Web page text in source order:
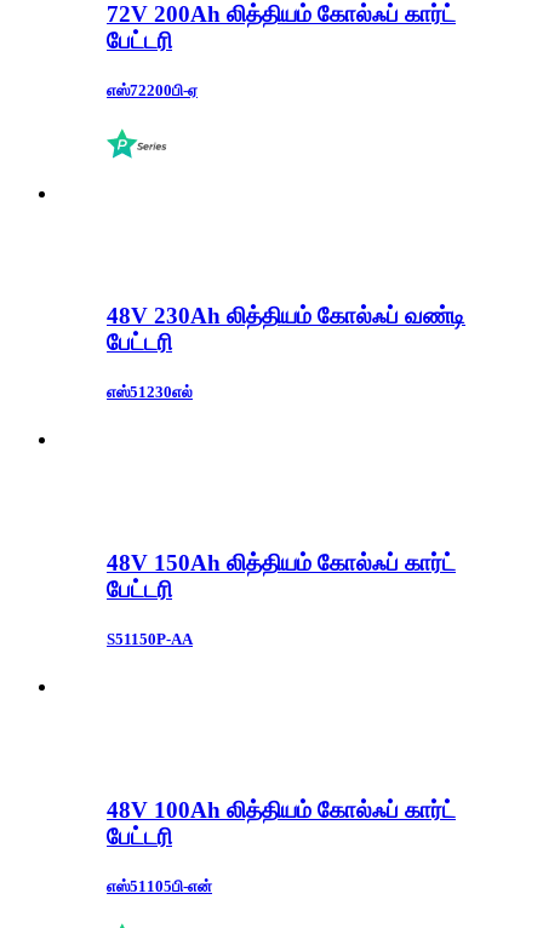
72V 200Ah லித்தியம் கோல்ஃப் கார்ட்
பேட்டரி
எஸ்72200பி-ஏ
48V 230Ah லித்தியம் கோல்ஃப் வண்டி
பேட்டரி
எஸ்51230எல்
48V 150Ah லித்தியம் கோல்ஃப் கார்ட்
பேட்டரி
S51150P-AA
48V 100Ah லித்தியம் கோல்ஃப் கார்ட்
பேட்டரி
எஸ்51105பி-என்